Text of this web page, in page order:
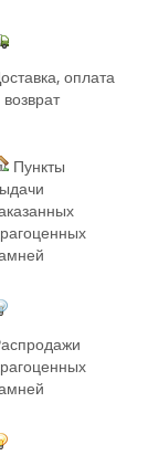
оплата
возврат
Пункты